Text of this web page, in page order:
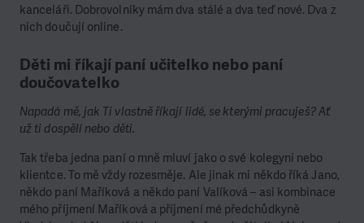
kanceláři. Dobrovolníky mám dva stálé a dva teď nové. Dva z
nich doučují online.
Děti mi říkají paní učitelko nebo paní
doučovatelko
Napadá mě, jak Ti vlastně říkají lidé, se kterými pracuješ? Ať
už ti dospělí nebo děti.
Tak třeba jedna paní o mně mluví jako o své kolegyni nebo
klientce. To mě vždy rozesměje. Ale jinak mi někdo říká Jano,
někdo paní Maříková a někdo paní Valíková – asi kombinace
mého příjmení Maříková a příjmení mé předchůdkyně